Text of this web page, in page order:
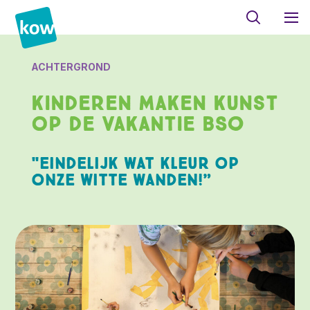
ACHTERGROND
Kinderen maken kunst
op de Vakantie BSO
"Eindelijk wat kleur op
onze witte wanden!”